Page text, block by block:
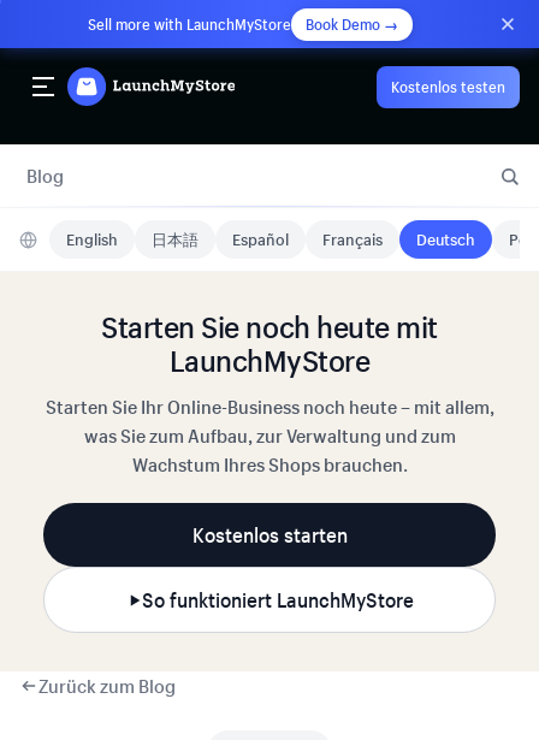
Sell more with LaunchMyStore Book Demo →
Kostenlos testen
Blog
English 日本語 Español Français Deutsch
Starten Sie noch heute mit
LaunchMyStore
Starten Sie Ihr Online-Business noch heute – mit allem,
was Sie zum Aufbau, zur Verwaltung und zum
Wachstum Ihres Shops brauchen.
Kostenlos starten
So funktioniert LaunchMyStore
Zurück zum Blog